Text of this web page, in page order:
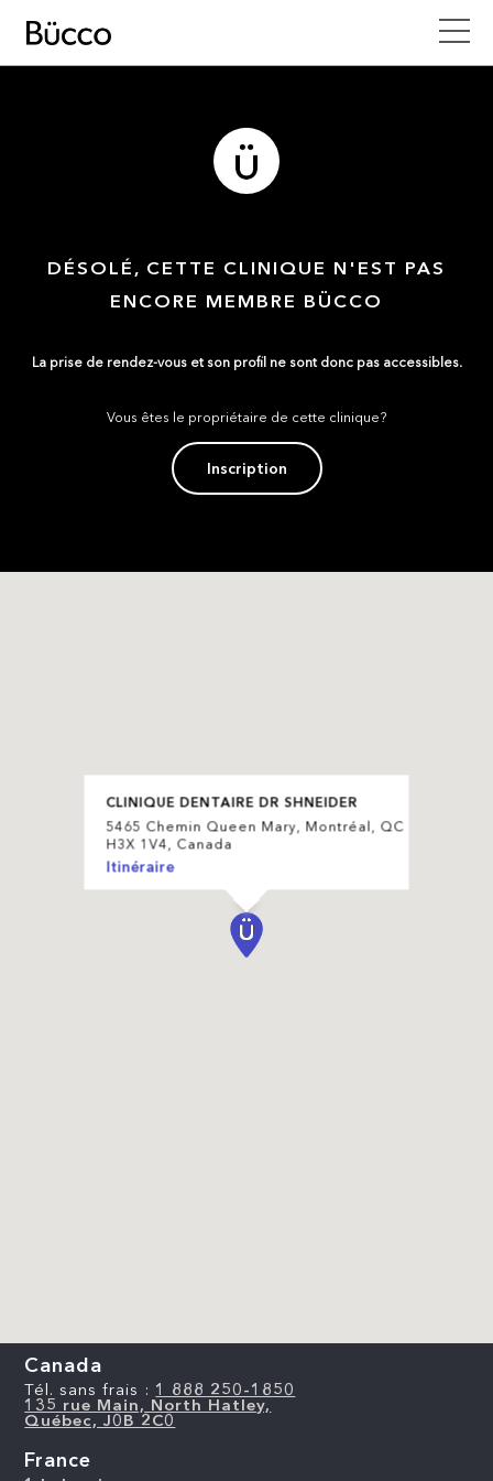
DÉSOLÉ, CETTE CLINIQUE N'EST PAS
ENCORE MEMBRE BÜCCO
La prise de rendez-vous et son profil ne sont donc pas accessibles.
Vous êtes le propriétaire de cette clinique?
Inscription
CLINIQUE DENTAIRE DR SHNEIDER
5465 Chemin Queen Mary, Montréal, QC
H3X 1V4, Canada
Itinéraire
Canada
Tél. sans frais : 1 888 250-1850
135 rue Main, North Hatley,
Québec, J0B 2C0
France